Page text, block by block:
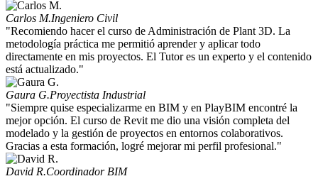
Carlos M.Ingeniero Civil
"Recomiendo hacer el curso de Administración de Plant 3D. La
metodología práctica me permitió aprender y aplicar todo
directamente en mis proyectos. El Tutor es un experto y el contenido
está actualizado."
Gaura G.Proyectista Industrial
"Siempre quise especializarme en BIM y en PlayBIM encontré la
mejor opción. El curso de Revit me dio una visión completa del
modelado y la gestión de proyectos en entornos colaborativos.
Gracias a esta formación, logré mejorar mi perfil profesional."
David R.Coordinador BIM